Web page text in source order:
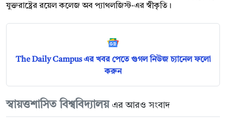
যুক্তরাষ্ট্রের রয়েল কলেজ অব প্যাথলজিস্ট-এর স্বীকৃতি।
The Daily Campus এর খবর পেতে গুগল নিউজ চ্যানেল ফলো
করুন
স্বায়ত্তশাসিত বিশ্ববিদ্যালয় এর আরও সংবাদ